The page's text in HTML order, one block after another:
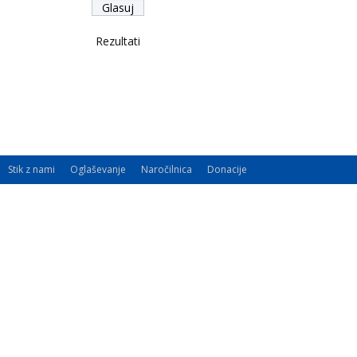
Rezultati
Stik z nami Oglaševanje Naročilnica Donacije